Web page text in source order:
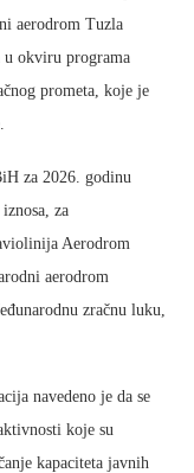
aerodrom Tuzla
u okviru programa
prometa, koje je
za 2026. godinu
za
Aerodrom
aerodrom
zračnu luku,
navedeno je da se
koje su
kapaciteta javnih